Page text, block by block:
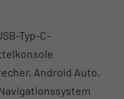
Typ-C-
Android Auto,